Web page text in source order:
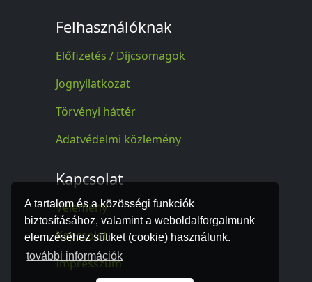
A tartalom és a közösségi funkciók
biztosításához, valamint a weboldalforgalmunk
elemzéséhez sütiket (cookie) használunk.
további információk
Felhasználóknak
Előfizetés / Díjcsomagok
Jognyilatkozat
Törvényi háttér
Adatvédelmi közlemény
Kapcsolat
Vélemény
Kapcsolat
Impresszum